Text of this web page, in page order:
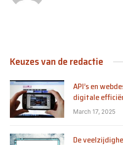
Keuzes van de redactie
API’s en
digitale
March 17, 2025
De